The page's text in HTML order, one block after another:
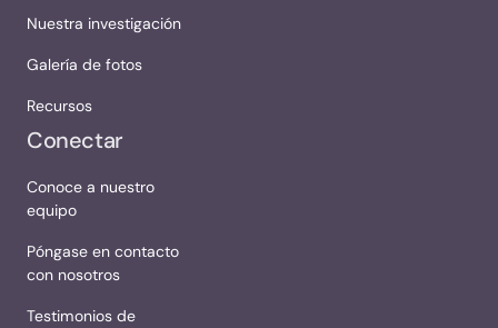
Nuestra investigación
Galería de fotos
Recursos
Conectar
Conoce a nuestro
equipo
Póngase en contacto
con nosotros
Testimonios de